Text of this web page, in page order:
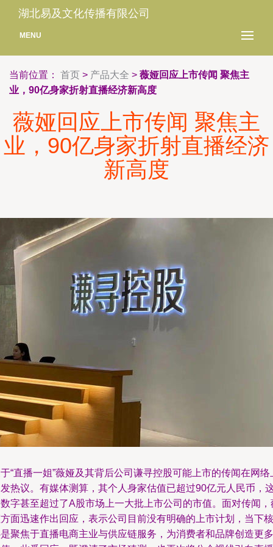
湖北易及文化传播有限公司
MENU
当前位置： 首页 > 产品大全 > 薇娅回应上市传闻 聚焦主
业，90亿身家折射直播经济新高度
薇娅回应上市传闻 聚焦主
业，90亿身家折射直播经济
新高度
“直播一姐”薇娅及其背后公司谦寻控股可能上市的传闻在网络
热议。有媒体测算，其个人身家估值已超过90亿元人民币，
字甚至超过了A股市场上一大批上市公司的市值。面对传闻，
面迅速作出回应，表示公司目前没有明确的上市计划，当下核
聚焦于直播电商主业与供应链服务，为消费者和品牌创造更多